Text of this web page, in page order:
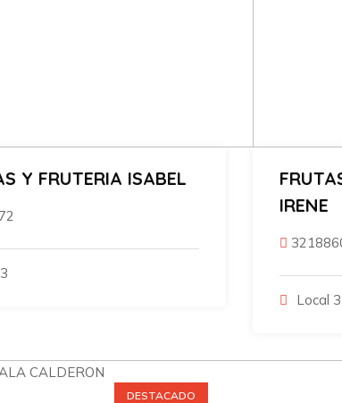
Y FRUTERIA ISABEL
IRENE
Local
DESTACADO